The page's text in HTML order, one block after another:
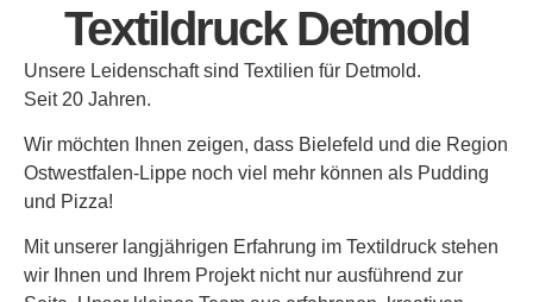
Textildruck Detmold
Unsere Leidenschaft sind Textilien für Detmold.
Seit 20 Jahren.
Wir möchten Ihnen zeigen, dass Bielefeld und die Region
Ostwestfalen-Lippe noch viel mehr können als Pudding
und Pizza!
Mit unserer langjährigen Erfahrung im Textildruck stehen
wir Ihnen und Ihrem Projekt nicht nur ausführend zur